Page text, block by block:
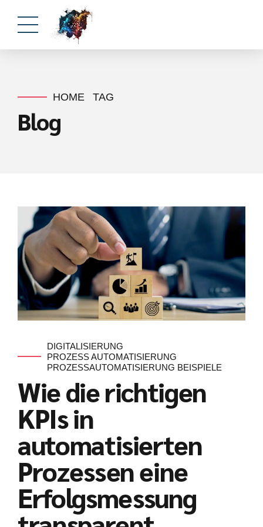
HOME TAG
Blog
DIGITALISIERUNG
PROZESS AUTOMATISIERUNG
PROZESSAUTOMATISIERUNG BEISPIELE
Wie die richtigen
KPIs in
automatisierten
Prozessen eine
Erfolgsmessung